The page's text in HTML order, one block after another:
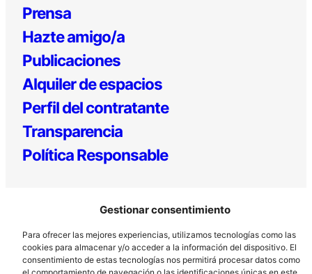
Gestionar consentimiento
Para ofrecer las mejores experiencias, utilizamos tecnologías como las
cookies para almacenar y/o acceder a la información del dispositivo. El
consentimiento de estas tecnologías nos permitirá procesar datos como
Prensa
Hazte amigo/a
Publicaciones
Alquiler de espacios
Perfil del contratante
Transparencia
Política Responsable